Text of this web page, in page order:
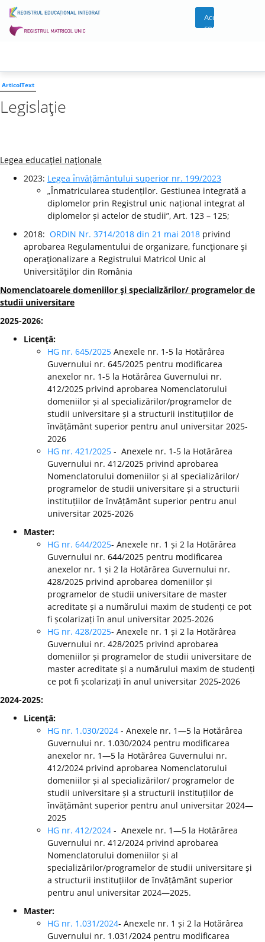
Acces
cont
ArticolText
Legislaţie
Legea educaţiei naţionale
2023: Legea ı̂nvăţământului superior nr. 199/2023
„Înmatricularea studenților. Gestiunea integrată a
diplomelor prin Registrul unic național integrat al
diplomelor și actelor de studii”, Art. 123 – 125;
2018: ORDIN Nr. 3714/2018 din 21 mai 2018 privind
aprobarea Regulamentului de organizare, funcţionare şi
operaţionalizare a Registrului Matricol Unic al
Universităţilor din România
Nomenclatoarele domeniilor şi specializărilor/ programelor de
studii universitare
2025-2026:
Licenţă:
HG nr. 645/2025 Anexele nr. 1-5 la Hotărârea
Guvernului nr. 645/2025 pentru modificarea
anexelor nr. 1-5 la Hotărârea Guvernului nr.
412/2025 privind aprobarea Nomenclatorului
domeniilor și al specializărilor/programelor de
studii universitare și a structurii instituțiilor de
învățământ superior pentru anul universitar 2025-
2026
HG nr. 421/2025 - Anexele nr. 1-5 la Hotărârea
Guvernului nr. 412/2025 privind aprobarea
Nomenclatorului domeniilor și al specializărilor/
programelor de studii universitare și a structurii
instituțiilor de învățământ superior pentru anul
universitar 2025-2026
Master:
HG nr. 644/2025- Anexele nr. 1 și 2 la Hotărârea
Guvernului nr. 644/2025 pentru modificarea
anexelor nr. 1 și 2 la Hotărârea Guvernului nr.
428/2025 privind aprobarea domeniilor și
programelor de studii universitare de master
acreditate și a numărului maxim de studenți ce pot
fi școlarizați în anul universitar 2025-2026
HG nr. 428/2025- Anexele nr. 1 și 2 la Hotărârea
Guvernului nr. 428/2025 privind aprobarea
domeniilor și programelor de studii universitare de
master acreditate și a numărului maxim de studenți
ce pot fi școlarizați în anul universitar 2025-2026
2024-2025:
Licenţă:
HG nr. 1.030/2024 - Anexele nr. 1—5 la Hotărârea
Guvernului nr. 1.030/2024 pentru modificarea
anexelor nr. 1—5 la Hotărârea Guvernului nr.
412/2024 privind aprobarea Nomenclatorului
domeniilor și al specializărilor/ programelor de
studii universitare și a structurii instituțiilor de
învățământ superior pentru anul universitar 2024—
2025
HG nr. 412/2024 - Anexele nr. 1—5 la Hotărârea
Guvernului nr. 412/2024 privind aprobarea
Nomenclatorului domeniilor și al
specializărilor/programelor de studii universitare și
a structurii instituțiilor de învățământ superior
pentru anul universitar 2024—2025.
Master:
HG nr. 1.031/2024- Anexele nr. 1 și 2 la Hotărârea
Guvernului nr. 1.031/2024 pentru modificarea